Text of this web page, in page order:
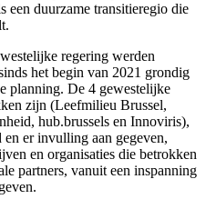
een duurzame transitieregio die
regering werden
het begin van 2021 grondig
planning. De 4 gewestelijke
zijn (Leefmilieu Brussel,
hub.brussels en Innoviris),
er invulling aan gegeven,
en organisaties die betrokken
partners, vanuit een inspanning